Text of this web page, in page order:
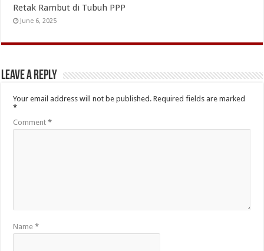
Retak Rambut di Tubuh PPP
June 6, 2025
Leave a Reply
Your email address will not be published. Required fields are marked
*
Comment*
Name*